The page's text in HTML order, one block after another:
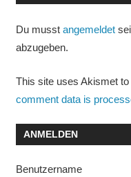
Du musst angemeldet
abzugeben.
This site uses Akismet
comment data is
ANMELDEN
Benutzername